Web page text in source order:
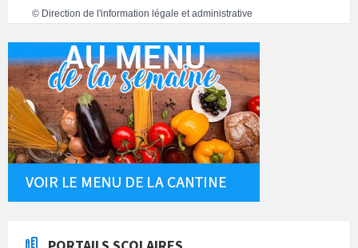
© Direction de l'information légale et administrative